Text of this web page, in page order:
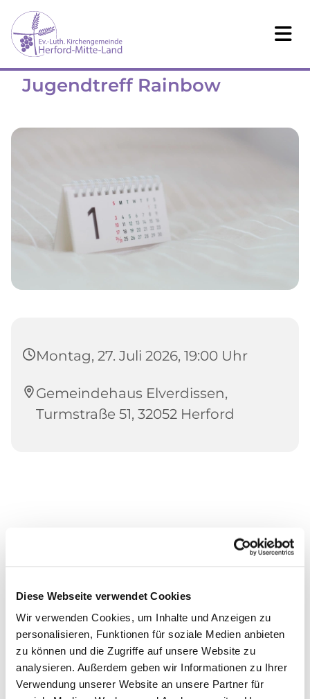
Diese Webseite verwendet Cookies
Wir verwenden Cookies, um Inhalte und Anzeigen zu
personalisieren, Funktionen für soziale Medien anbieten
zu können und die Zugriffe auf unsere Website zu
analysieren. Außerdem geben wir Informationen zu Ihrer
Verwendung unserer Website an unsere Partner für
Jugendtreff Rainbow
Montag, 27. Juli 2026, 19:00 Uhr
Gemeindehaus Elverdissen,
Turmstraße 51, 32052 Herford